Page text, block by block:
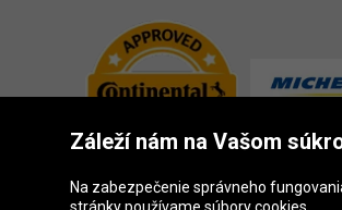
Záleží nám na Vašom
Na zabezpečenie správneho